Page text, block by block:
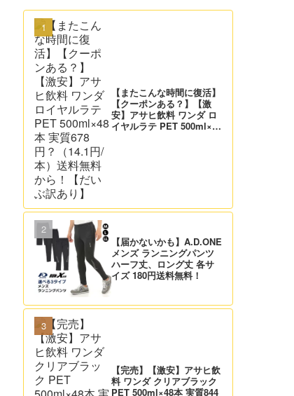
【またこんな時間に復活】
【クーポンある？】【激
安】アサヒ飲料 ワンダ ロ
イヤルラテ PET 500ml×48
【届かないかも】A.D.ONE
メンズ ランニングパンツ
ハーフ丈、ロング丈 各サ
イズ 180円送料無料！
【完売】【激安】アサヒ飲
料 ワンダ クリアブラック
PET 500ml×48本 実質844